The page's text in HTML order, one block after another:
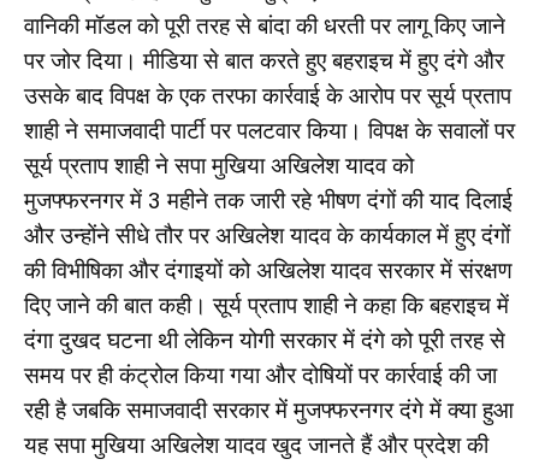
वानिकी मॉडल को पूरी तरह से बांदा की धरती पर लागू किए जाने
पर जोर दिया। मीडिया से बात करते हुए बहराइच में हुए दंगे और
उसके बाद विपक्ष के एक तरफा कार्रवाई के आरोप पर सूर्य प्रताप
शाही ने समाजवादी पार्टी पर पलटवार किया। विपक्ष के सवालों पर
सूर्य प्रताप शाही ने सपा मुखिया अखिलेश यादव को
मुजफ्फरनगर में 3 महीने तक जारी रहे भीषण दंगों की याद दिलाई
और उन्होंने सीधे तौर पर अखिलेश यादव के कार्यकाल में हुए दंगों
की विभीषिका और दंगाइयों को अखिलेश यादव सरकार में संरक्षण
दिए जाने की बात कही। सूर्य प्रताप शाही ने कहा कि बहराइच में
दंगा दुखद घटना थी लेकिन योगी सरकार में दंगे को पूरी तरह से
समय पर ही कंट्रोल किया गया और दोषियों पर कार्रवाई की जा
रही है जबकि समाजवादी सरकार में मुजफ्फरनगर दंगे में क्या हुआ
यह सपा मुखिया अखिलेश यादव खुद जानते हैं और प्रदेश की